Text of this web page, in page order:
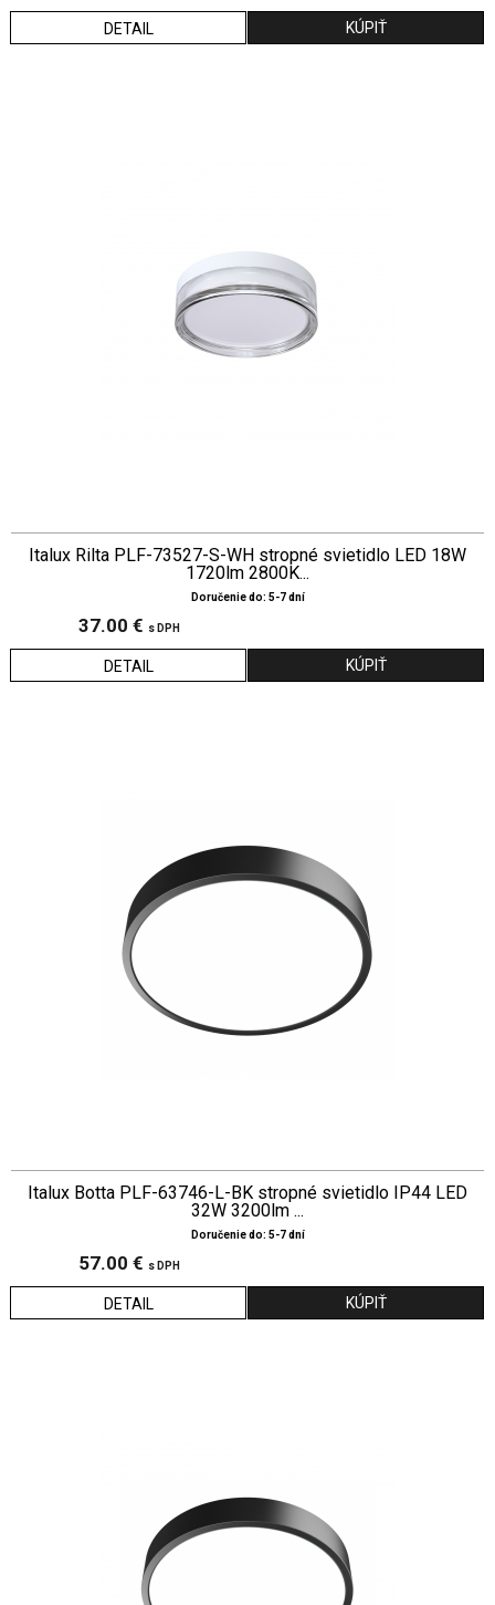
DETAIL
Italux Rilta PLF-73527-S-WH stropné svietidlo LED 18W
1720lm 2800K...
Doručenie do: 5-7 dní
37.00 € s DPH
DETAIL
Italux Botta PLF-63746-L-BK stropné svietidlo IP44 LED
32W 3200lm ...
Doručenie do: 5-7 dní
57.00 € s DPH
DETAIL